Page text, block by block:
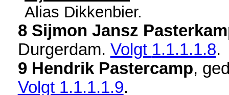
Alias Dikkenbier.
8 Sijmon Jansz
Durgerdam. Volgt 1.1.1.1.8.
9 Hendrik Pastercamp,
Volgt 1.1.1.1.9.